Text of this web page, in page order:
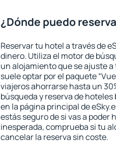
¿Dónde puedo
Reservar tu hotel a través de
dinero. Utiliza el motor de
un alojamiento que se ajuste
suele optar por el paquete
viajeros ahorrarse hasta un
búsqueda y reserva de
en la página principal de
estás seguro de si vas a poder
inesperada, comprueba si tu
cancelar la reserva sin coste.